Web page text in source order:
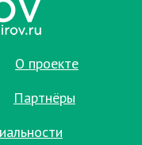
О проекте
Партнёры